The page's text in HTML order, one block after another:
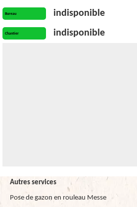
Bureau indisponible
Chantier indisponible
Autres services
Pose de gazon en rouleau Messe